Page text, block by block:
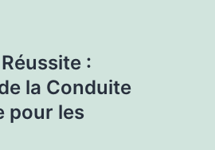
:
la Conduite
pour les